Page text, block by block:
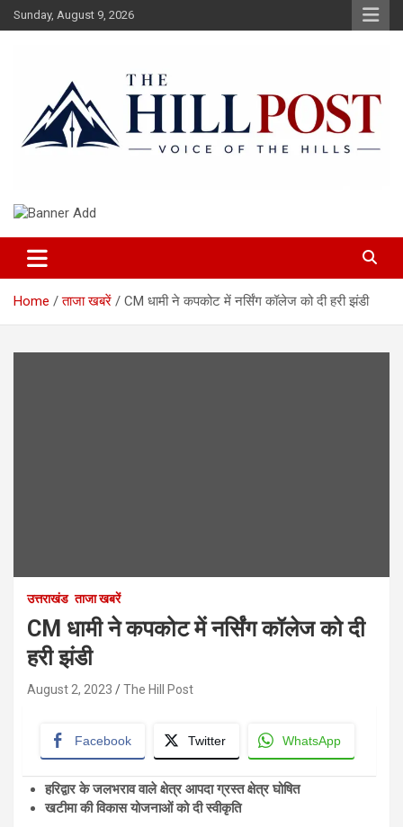
Skip
to
Sunday, August 9, 2026
The Hillpost
Home ताजा खबरें CM धामी ने कपकोट में नर्सिंग कॉलेज को दी हरी झंडी
उत्तराखंड ताजा खबरें
CM धामी ने कपकोट में नर्सिंग कॉलेज को दी
हरी झंडी
August 2, 2023 The Hill Post
Facebook Twitter WhatsApp
हरिद्वार के जलभराव वाले क्षेत्र आपदा ग्रस्त क्षेत्र घोषित
खटीमा की विकास योजनाओं को दी स्वीकृति